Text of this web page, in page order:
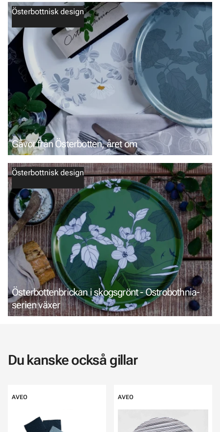
Österbottnisk design
Gåvor från Österbotten, året om
Österbottnisk design
Österbottenbrickan i skogsgrönt - Ostrobothnia-
serien växer
Du kanske också gillar
AVEO AVEO